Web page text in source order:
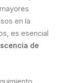
en la
es esencial
de